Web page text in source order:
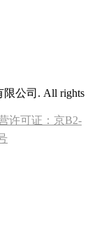
限公司. All rights
许可证：京B2-